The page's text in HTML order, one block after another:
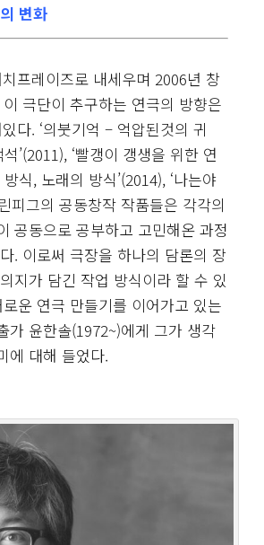
변화
치프레이즈로 내세우며 2006년 창
극단이 추구하는 연극의 방향은
다. ‘의붓기억 – 억압된것의 귀
’(2011), ‘빨갱이 갱생을 위한 연
식, 노래의 방식’(2014), ‘나는야
피그의 공동창작 작품들은 각각의
공동으로 공부하고 고민해온 과정
. 이로써 극장을 하나의 담론의 장
지가 담긴 작업 방식이라 할 수 있
운 연극 만들기를 이어가고 있는
가 윤한솔(1972~)에게 그가 생각
에 대해 들었다.